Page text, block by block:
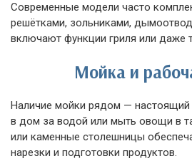
Современные модели часто
решётками, зольниками,
включают функции гриля или даже
Мойка и
Наличие мойки рядом — настоящий
в дом за водой или мыть овощи в
или каменные столешницы
нарезки и подготовки продуктов.